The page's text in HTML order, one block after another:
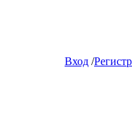
Вход /